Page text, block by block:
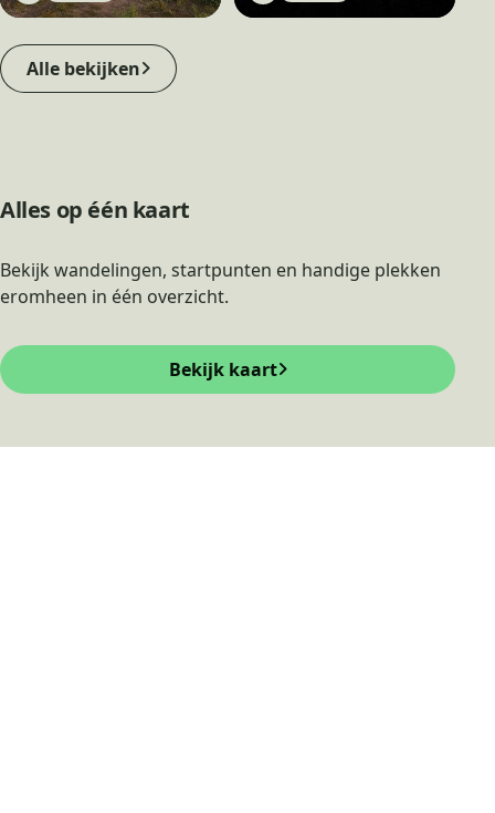
Alle bekijken
Alles op één kaart
Bekijk wandelingen, startpunten en handige plekken
eromheen in één overzicht.
Bekijk kaart